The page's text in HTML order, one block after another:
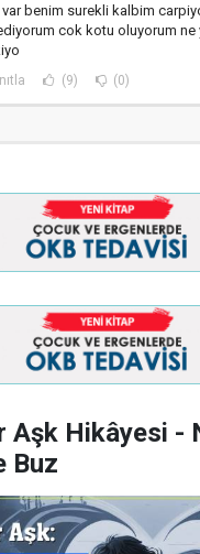
var benim surekli kalbim
cok kotu oluyorum ne
(9) (0)
Hikâyesi -
Buz